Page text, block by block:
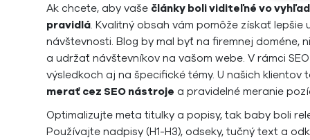
Ak chcete, aby vaše články boli viditeľné vo
pravidlá. Kvalitný obsah vám pomôže získať
návštevnosti. Blog by mal byť na firemnej doméne,
a udržať návštevníkov na vašom webe. V rámci
výsledkoch aj na špecifické témy. U našich
merať cez SEO nástroje a pravidelné meranie
Optimalizujte meta titulky a popisy, tak baby boli
Používajte nadpisy (H1-H3), odseky, tučný text a